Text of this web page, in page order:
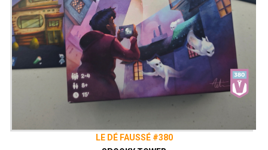
LE DÉ FAUSSÉ #380